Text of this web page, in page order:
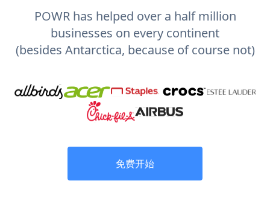
POWR has helped over a half million
businesses on every continent
(besides Antarctica, because of course not)
免费开始